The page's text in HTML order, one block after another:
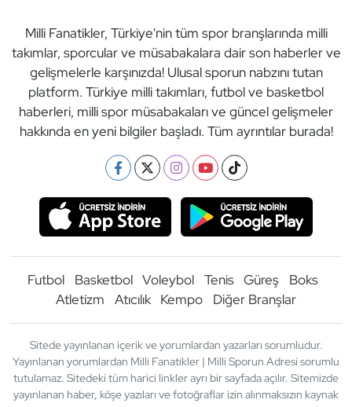
Milli Fanatikler, Türkiye'nin tüm spor branşlarında milli
takımlar, sporcular ve müsabakalara dair son haberler ve
gelişmelerle karşınızda! Ulusal sporun nabzını tutan
platform. Türkiye milli takımları, futbol ve basketbol
haberleri, milli spor müsabakaları ve güncel gelişmeler
hakkında en yeni bilgiler başladı. Tüm ayrıntılar burada!
Futbol Basketbol Voleybol Tenis Güreş
Boks
Atletizm
Atıcılık Kempo Diğer Branşlar
Sitede yayınlanan içerik ve yorumlardan yazarları sorumludur.
Yayınlanan yorumlardan Milli Fanatikler | Milli Sporun Adresi sorumlu
tutulamaz. Sitedeki tüm harici linkler ayrı bir sayfada açılır. Sitemizde
yayınlanan haber, köşe yazıları ve fotoğraflar izin alınmaksızın kaynak